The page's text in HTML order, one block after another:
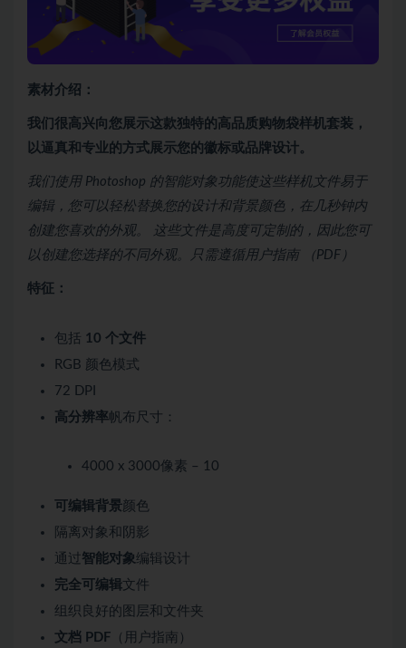
素材介绍：
我们很高兴向您展示这款独特的高品质购物袋样机套装，
以逼真和专业的方式展示您的徽标或品牌设计。
我们使用 Photoshop 的智能对象功能使这些样机文件易于
编辑，您可以轻松替换您的设计和背景颜色，在几秒钟内
创建您喜欢的外观。 这些文件是高度可定制的，因此您可
以创建您选择的不同外观。只需遵循用户指南 （PDF）
特征：
包括 10 个文件
RGB 颜色模式
72 DPI
高分辨率帆布尺寸：
4000 x 3000像素 – 10
可编辑背景颜色
隔离对象和阴影
通过智能对象编辑设计
完全可编辑文件
组织良好的图层和文件夹
文档 PDF （用户指南）